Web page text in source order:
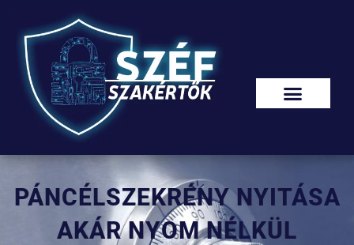
PÁNCÉLSZEKRÉNY NYITÁSA
AKÁR NYOM NÉLKÜL